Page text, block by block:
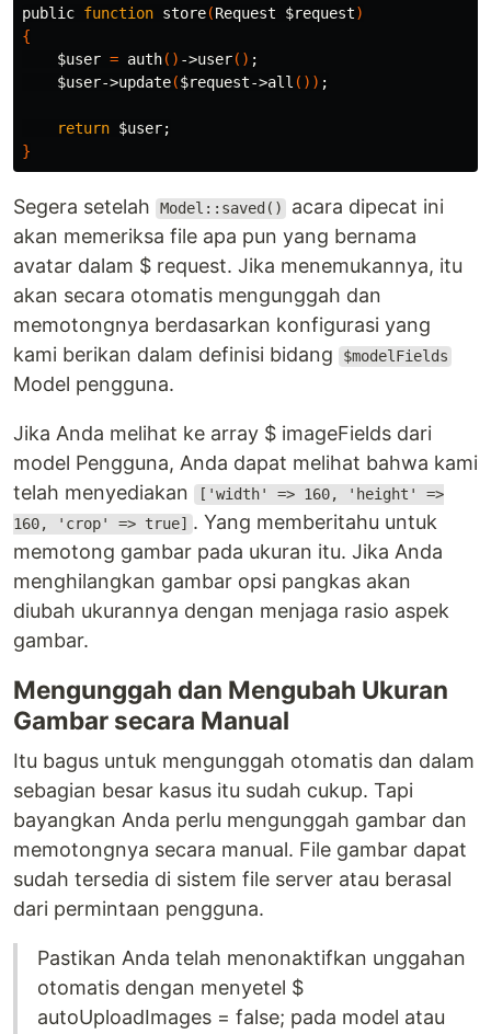
public function store(Request $request)
{
$user = auth() ->user() ;
$user->update($request->all ()) ;
return $user;
}
Segera setelah Model::saved()
acara dipecat ini
akan memeriksa file apa pun yang bernama
avatar dalam $ request. Jika menemukannya, itu
akan secara otomatis mengunggah dan
memotongnya berdasarkan konfigurasi yang
kami berikan dalam definisi bidang
$modelFields
Model pengguna.
Jika Anda melihat ke array $ imageFields dari
model Pengguna, Anda dapat melihat bahwa kami
telah menyediakan
['width' => 160, 'height' =>
160, 'crop' => true] . Yang memberitahu untuk
memotong gambar pada ukuran itu. Jika Anda
menghilangkan gambar opsi pangkas akan
diubah ukurannya dengan menjaga rasio aspek
gambar.
Mengunggah dan Mengubah Ukuran
Gambar secara Manual
Itu bagus untuk mengunggah otomatis dan dalam
sebagian besar kasus itu sudah cukup. Tapi
bayangkan Anda perlu mengunggah gambar dan
memotongnya secara manual. File gambar dapat
sudah tersedia di sistem file server atau berasal
dari permintaan pengguna.
Pastikan Anda telah menonaktifkan unggahan
otomatis dengan menyetel $
autoUploadImages = false; pada model atau